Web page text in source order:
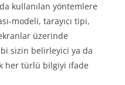
kullanılan yöntemlere
modeli, tarayıcı tipi,
üzerinde
sizin belirleyici ya da
her türlü bilgiyi ifade